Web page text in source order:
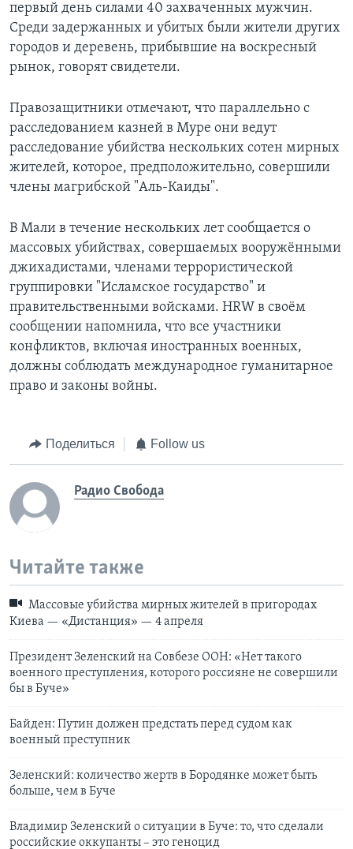
первый день силами 40 захваченных мужчин.
Среди задержанных и убитых были жители других
городов и деревень, прибывшие на воскресный
рынок, говорят свидетели.
Правозащитники отмечают, что параллельно с
расследованием казней в Муре они ведут
расследование убийства нескольких сотен мирных
жителей, которое, предположительно, совершили
члены магрибской "Аль-Каиды".
В Мали в течение нескольких лет сообщается о
массовых убийствах, совершаемых вооружёнными
джихадистами, членами террористической
группировки "Исламское государство" и
правительственными войсками. HRW в своём
сообщении напомнила, что все участники
конфликтов, включая иностранных военных,
должны соблюдать международное гуманитарное
право и законы войны.
Поделиться Follow us
Радио Свобода
Читайте также
Массовые убийства мирных жителей в пригородах
Киева — «Дистанция» — 4 апреля
Президент Зеленский на Совбезе ООН: «Нет такого
военного преступления, которого россияне не совершили
бы в Буче»
Байден: Путин должен предстать перед судом как
военный преступник
Зеленский: количество жертв в Бородянке может быть
больше, чем в Буче
Владимир Зеленский о ситуации в Буче: то, что сделали
российские оккупанты – это геноцид